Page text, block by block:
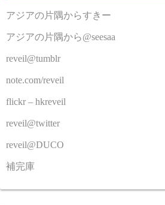
アジアの片隅からすきー
アジアの片隅から@seesaa
reveil@tumblr
note.com/reveil
flickr – hkreveil
reveil@twitter
reveil@DUCO
補完庫